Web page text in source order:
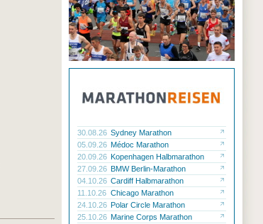
30.08.26 Sydney Marathon
05.09.26 Médoc Marathon
20.09.26 Kopenhagen Halbmarathon
27.09.26 BMW Berlin-Marathon
04.10.26 Cardiff Halbmarathon
11.10.26 Chicago Marathon
24.10.26 Polar Circle Marathon
25.10.26 Marine Corps Marathon